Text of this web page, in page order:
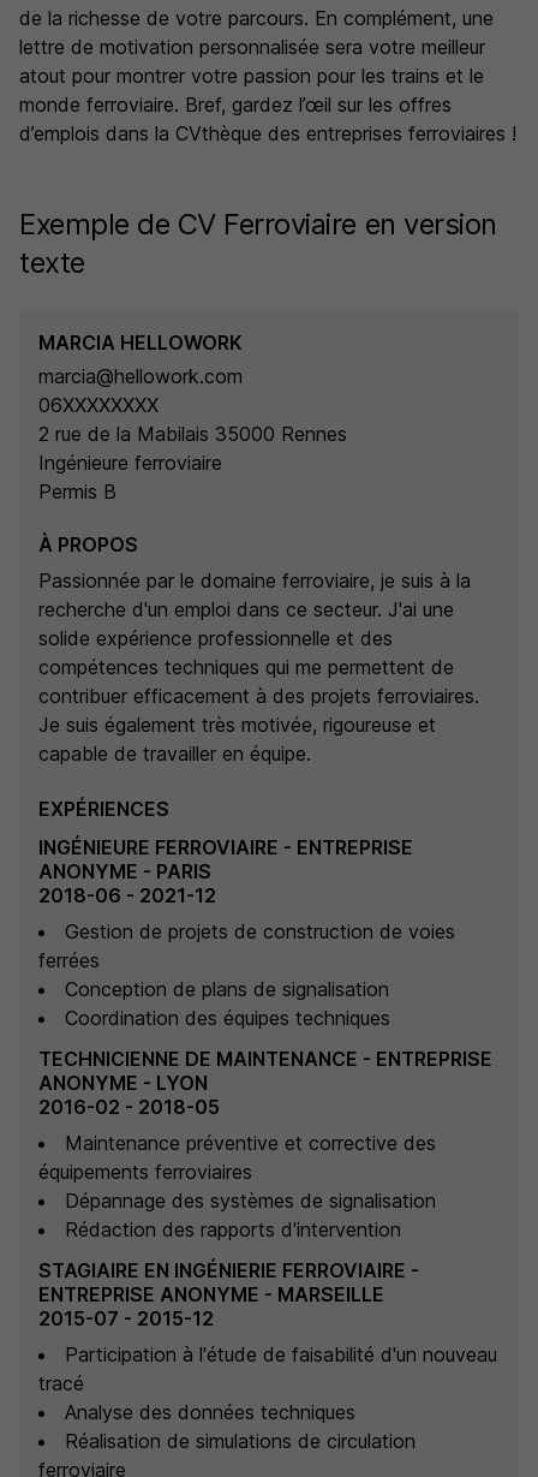
de la richesse de votre parcours. En complément, une
lettre de motivation personnalisée sera votre meilleur
atout pour montrer votre passion pour les trains et le
monde ferroviaire. Bref, gardez l’œil sur les offres
d’emplois dans la CVthèque des entreprises ferroviaires !
Exemple de CV Ferroviaire en version
texte
MARCIA HELLOWORK
marcia@hellowork.com
06XXXXXXXX
2 rue de la Mabilais 35000 Rennes
Ingénieure ferroviaire
Permis B
À PROPOS
Passionnée par le domaine ferroviaire, je suis à la
recherche d'un emploi dans ce secteur. J'ai une
solide expérience professionnelle et des
compétences techniques qui me permettent de
contribuer efficacement à des projets ferroviaires.
Je suis également très motivée, rigoureuse et
capable de travailler en équipe.
EXPÉRIENCES
INGÉNIEURE FERROVIAIRE - ENTREPRISE
ANONYME - PARIS
2018-06 - 2021-12
Gestion de projets de construction de voies
ferrées
Conception de plans de signalisation
Coordination des équipes techniques
TECHNICIENNE DE MAINTENANCE - ENTREPRISE
ANONYME - LYON
2016-02 - 2018-05
Maintenance préventive et corrective des
équipements ferroviaires
Dépannage des systèmes de signalisation
Rédaction des rapports d'intervention
STAGIAIRE EN INGÉNIERIE FERROVIAIRE -
ENTREPRISE ANONYME - MARSEILLE
2015-07 - 2015-12
Participation à l'étude de faisabilité d'un nouveau
tracé
Analyse des données techniques
Réalisation de simulations de circulation
ferroviaire